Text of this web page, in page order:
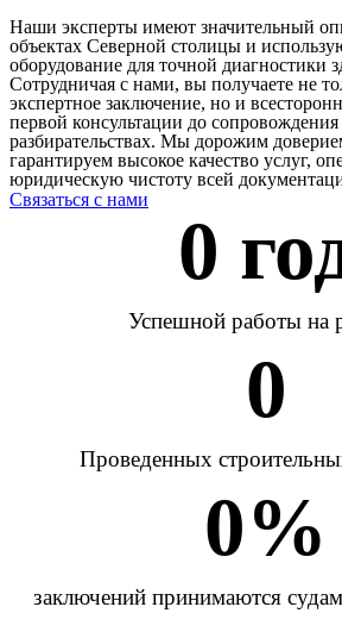
Наши эксперты имеют значительный
объектах Северной столицы и
оборудование для точной диагностики
Сотрудничая с нами, вы получаете не
экспертное заключение, но и
первой консультации до
разбирательствах. Мы дорожим
гарантируем высокое качество услуг,
юридическую чистоту всей
Связаться с нами
0
Успешной работы на
0
Проведенных
0%
заключений принимаются